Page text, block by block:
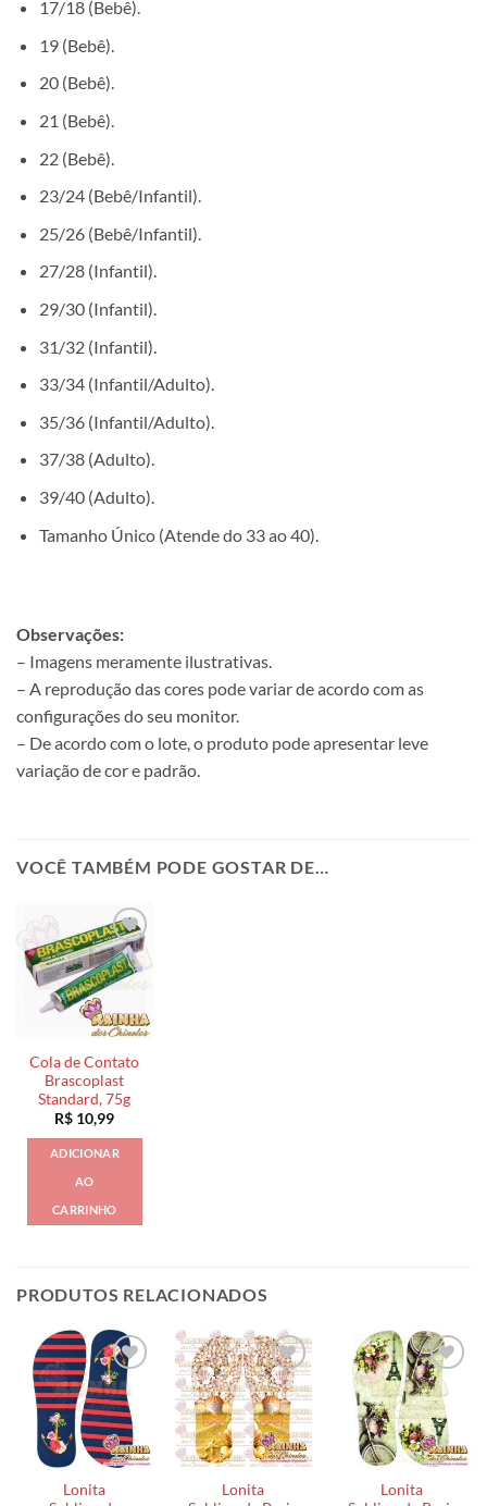
17/18 (Bebê).
19 (Bebê).
20 (Bebê).
21 (Bebê).
22 (Bebê).
23/24 (Bebê/Infantil).
25/26 (Bebê/Infantil).
27/28 (Infantil).
29/30 (Infantil).
31/32 (Infantil).
33/34 (Infantil/Adulto).
35/36 (Infantil/Adulto).
37/38 (Adulto).
39/40 (Adulto).
Tamanho Único (Atende do 33 ao 40).
Observações:
– Imagens meramente ilustrativas.
– A reprodução das cores pode variar de acordo com as
configurações do seu monitor.
– De acordo com o lote, o produto pode apresentar leve
variação de cor e padrão.
VOCÊ TAMBÉM PODE GOSTAR DE…
Cola de Contato
Brascoplast
Standard, 75g
R$ 10,99
ADICIONAR
AO
CARRINHO
PRODUTOS RELACIONADOS
Lonita
Lonita
Lonita